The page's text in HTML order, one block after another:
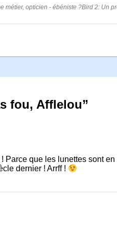
métier, opticien - ébéniste ?Bird 2: Un
fou, Afflelou”
Parce que les lunettes sont
dernier ! Arrff !